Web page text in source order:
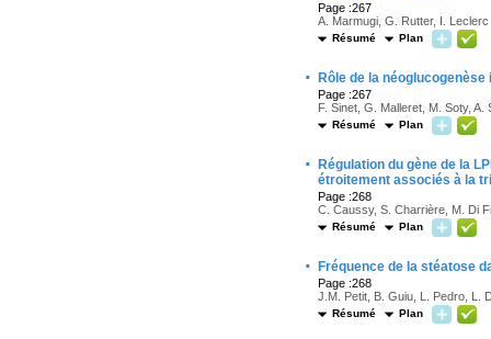
Page :267
A. Marmugi, G. Rutter, I. Leclerc
Résumé Plan
· Rôle de la
Page :267
F. Sinet, G. Malleret, M. Soty,
Résumé Plan
·
Régulation du gène de la
étroitement associés à la
Page :268
C. Caussy, S. Charrière, M. Di
Résumé Plan
· Fréquence de la stéatose
Page :268
J.M. Petit, B. Guiu, L. Pedro, L.
Résumé Plan